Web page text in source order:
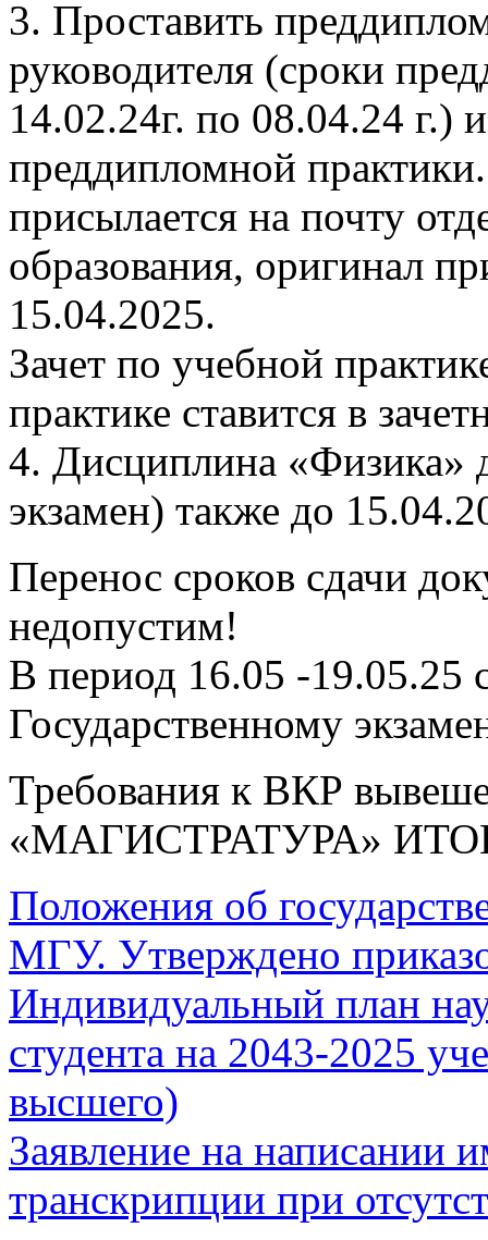
3. Проставить
руководителя (сроки
14.02.24г. по 08.04.24 г.)
преддипломной
присылается на почту
образования, оригинал
15.04.2025.
Зачет по учебной
практике ставится в
4. Дисциплина «Физика»
экзамен) также до
Перенос сроков сдачи
недопустим!
В период 16.05 -19.05.25
Государственному
Требования к ВКР
«МАГИСТРАТУРА»
Положения об
МГУ. Утверждено
Индивидуальный план
студента на 2043-2025
высшего)
Заявление на написании
транскрипции при